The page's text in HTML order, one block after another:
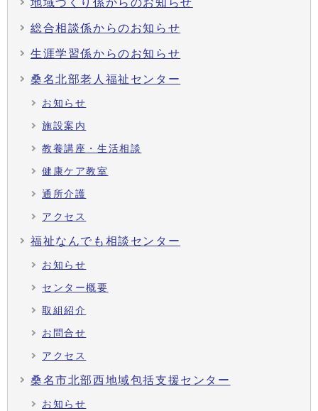
総合相談係からのお知らせ
生涯学習係からのお知らせ
桑名北部老人福祉センター
お知らせ
施設案内
教養講座・生活相談
健康ケア教室
通所介護
アクセス
福祉なんでも相談センター
お知らせ
センター概要
取組紹介
お問合せ
アクセス
桑名市北部西地域包括支援センター
お知らせ